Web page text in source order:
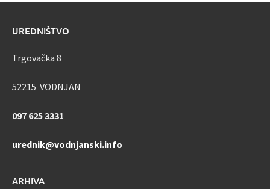
UREDNIŠTVO
Trgovačka 8
52215 VODNJAN
097 625 3331
urednik@vodnjanski.info
ARHIVA